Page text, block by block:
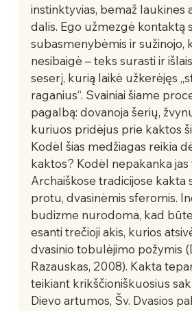
instinktyvias, bemaž laukines
dalis. Ego užmezgė kontaktą
subasmenybėmis ir sužinojo,
nesibaigė – teks surasti ir
seserį, kurią laikė užkerėjęs
raganius“. Svainiai šiame
pagalbą: dovanoja šerių,
kuriuos pridėjus prie kaktos
Kodėl šias medžiagas reikia
kaktos? Kodėl nepakanka
Archaiškose tradicijose kakta
protu, dvasinėmis sferomis.
budizme nurodoma, kad
esanti trečioji akis, kurios
dvasinio tobulėjimo požymis
Razauskas, 2008). Kakta
teikiant krikščioniškuosius
Dievo artumos, Šv. Dvasios